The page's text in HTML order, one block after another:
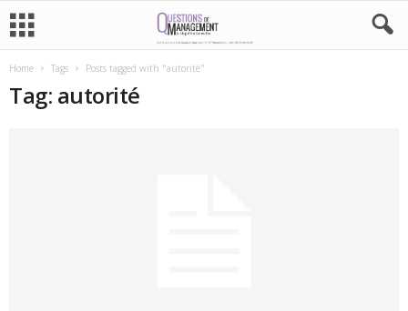
Home Tags Posts tagged with "autorité"
Tag: autorité